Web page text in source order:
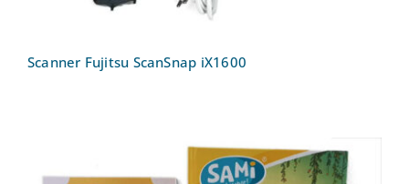
Scanner Fujitsu ScanSnap iX1600